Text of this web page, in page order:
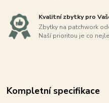
Kvalitní zbytky pro
Zbytky na patchwork
Naší prioritou je co
Kompletní specifikace